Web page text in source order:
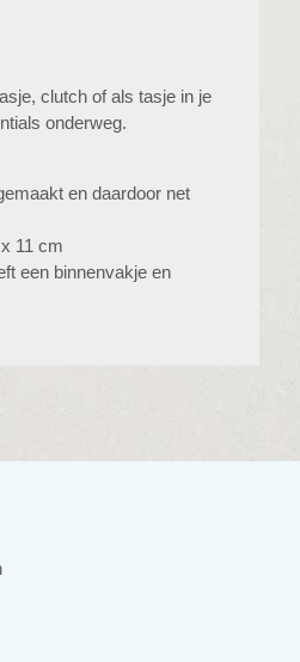
clutch of als tasje in je
onderweg.
en daardoor net
11 cm
een binnenvakje en